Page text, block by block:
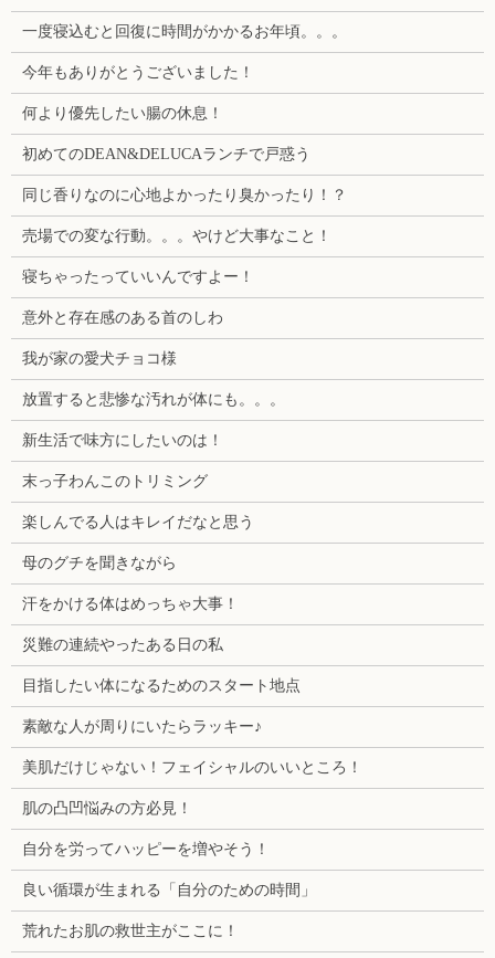
一度寝込むと回復に時間がかかるお年頃。。。
今年もありがとうございました！
何より優先したい腸の休息！
初めてのDEAN&DELUCAランチで戸惑う
同じ香りなのに心地よかったり臭かったり！？
売場での変な行動。。。やけど大事なこと！
寝ちゃったっていいんですよー！
意外と存在感のある首のしわ
我が家の愛犬チョコ様
放置すると悲惨な汚れが体にも。。。
新生活で味方にしたいのは！
末っ子わんこのトリミング
楽しんでる人はキレイだなと思う
母のグチを聞きながら
汗をかける体はめっちゃ大事！
災難の連続やったある日の私
目指したい体になるためのスタート地点
素敵な人が周りにいたらラッキー♪
美肌だけじゃない！フェイシャルのいいところ！
肌の凸凹悩みの方必見！
自分を労ってハッピーを増やそう！
良い循環が生まれる「自分のための時間」
荒れたお肌の救世主がここに！